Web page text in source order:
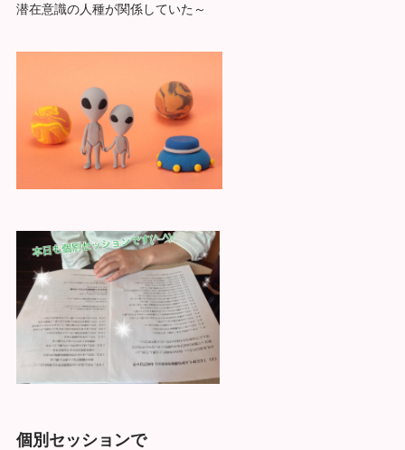
潜在意識の人種が関係していた～
個別セッションで